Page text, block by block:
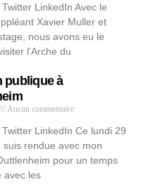
LinkedIn Avec le
Xavier Muller et
nous avons eu le
l’Arche du
publique à
Aucun commentaire
LinkedIn Ce lundi 29
suis rendue avec mon
pour un temps
avec les